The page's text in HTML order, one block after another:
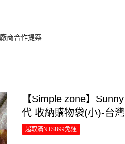
廠商合作提案
【Simple zone】
代 收納購物袋(小)-台
超取滿NT$899免運